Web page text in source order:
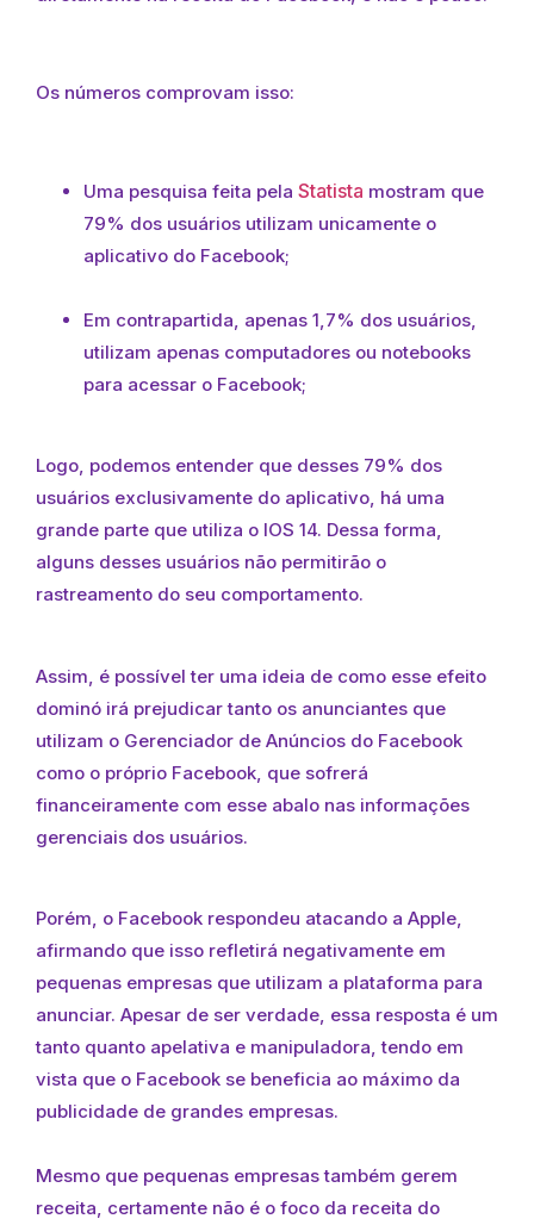
Os números comprovam isso:
Uma pesquisa feita pela Statista mostram que
79% dos usuários utilizam unicamente o
aplicativo do Facebook;
Em contrapartida, apenas 1,7% dos usuários,
utilizam apenas computadores ou notebooks
para acessar o Facebook;
Logo, podemos entender que desses 79% dos
usuários exclusivamente do aplicativo, há uma
grande parte que utiliza o IOS 14. Dessa forma,
alguns desses usuários não permitirão o
rastreamento do seu comportamento.
Assim, é possível ter uma ideia de como esse efeito
dominó irá prejudicar tanto os anunciantes que
utilizam o Gerenciador de Anúncios do Facebook
como o próprio Facebook, que sofrerá
financeiramente com esse abalo nas informações
gerenciais dos usuários.
Porém, o Facebook respondeu atacando a Apple,
afirmando que isso refletirá negativamente em
pequenas empresas que utilizam a plataforma para
anunciar. Apesar de ser verdade, essa resposta é um
tanto quanto apelativa e manipuladora, tendo em
vista que o Facebook se beneficia ao máximo da
publicidade de grandes empresas.
Mesmo que pequenas empresas também gerem
receita, certamente não é o foco da receita do